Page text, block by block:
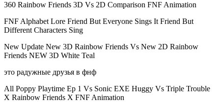
360 Rainbow Friends 3D Vs 2D Comparison FNF Animation
FNF Alphabet Lore Friend But Everyone Sings It Friend But
Different Characters Sing
New Update New 3D Rainbow Friends Vs New 2D Rainbow
Friends NEW 3D White Teal
это радужные друзья в фнф
All Poppy Playtime Ep 1 Vs Sonic EXE Huggy Vs Triple Trouble
X Rainbow Friends X FNF Animation